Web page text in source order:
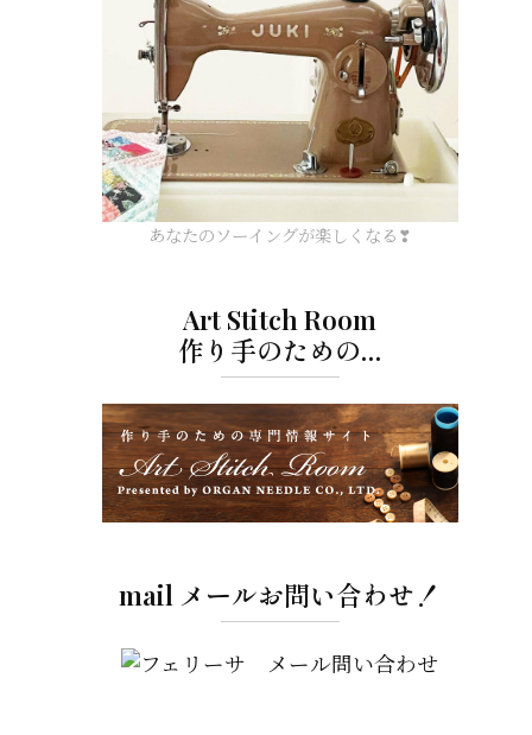
あなたのソーイングが楽しくなる❣
Art Stitch Room
作り手のための…
mail メールお問い合わせ！